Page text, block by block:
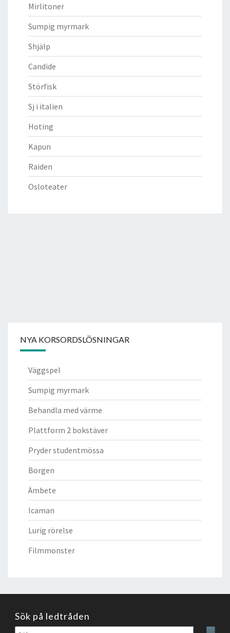
Mirlitoner
Sumpig myrmark
Shjälp
Candide
Störfisk
Sj i italien
Hoting
Kapun
Raiden
Osloteater
NYA KORSORDSLÖSNINGAR
Väggspel
Sumpig myrmark
Behandla med värme
Plattform 2 bokstäver
Pryder studentmössa
Borgen
Ämbete
Icaman
Lurig rörelse
Filmmonster
Sök på ledtråden
Sök